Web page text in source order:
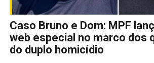
Caso Bruno e Dom: MPF
web especial no marco dos
do duplo homicídio